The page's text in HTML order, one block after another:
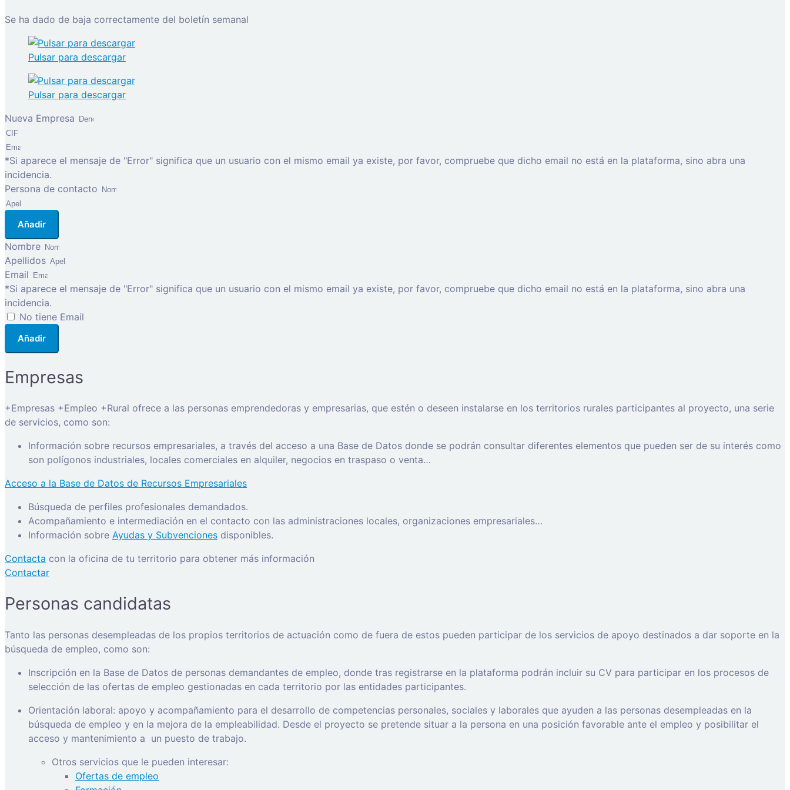
Se ha dado de baja correctamente del boletín semanal
Pulsar para descargar
Pulsar para descargar
Nueva Empresa
*Si aparece el mensaje de "Error" significa que un usuario con el mismo email ya existe, por favor, compruebe que dicho email no está en la plataforma, sino abra una
incidencia.
Persona de contacto
Añadir
Nombre
Apellidos
Email
*Si aparece el mensaje de "Error" significa que un usuario con el mismo email ya existe, por favor, compruebe que dicho email no está en la plataforma, sino abra una
incidencia.
No tiene Email
Añadir
Empresas
+Empresas +Empleo +Rural ofrece a las personas emprendedoras y empresarias, que estén o deseen instalarse en los territorios rurales participantes al proyecto, una serie
de servicios, como son:
Información sobre recursos empresariales, a través del acceso a una Base de Datos donde se podrán consultar diferentes elementos que pueden ser de su interés como
son polígonos industriales, locales comerciales en alquiler, negocios en traspaso o venta…
Acceso a la Base de Datos de Recursos Empresariales
Búsqueda de perfiles profesionales demandados.
Acompañamiento e intermediación en el contacto con las administraciones locales, organizaciones empresariales…
Información sobre Ayudas y Subvenciones disponibles.
Contacta con la oficina de tu territorio para obtener más información
Contactar
Personas candidatas
Tanto las personas desempleadas de los propios territorios de actuación como de fuera de estos pueden participar de los servicios de apoyo destinados a dar soporte en la
búsqueda de empleo, como son:
Inscripción en la Base de Datos de personas demandantes de empleo, donde tras registrarse en la plataforma podrán incluir su CV para participar en los procesos de
selección de las ofertas de empleo gestionadas en cada territorio por las entidades participantes.
Orientación laboral: apoyo y acompañamiento para el desarrollo de competencias personales, sociales y laborales que ayuden a las personas desempleadas en la
búsqueda de empleo y en la mejora de la empleabilidad. Desde el proyecto se pretende situar a la persona en una posición favorable ante el empleo y posibilitar el
acceso y mantenimiento a un puesto de trabajo.
Otros servicios que le pueden interesar:
Ofertas de empleo